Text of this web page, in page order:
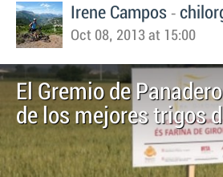
Irene Campos -
Oct 08, 2013 at 15:00
El Gremio de
de los mejores trigos